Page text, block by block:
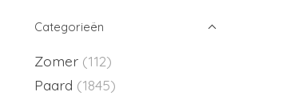
Categorieën
Zomer (112)
Paard (1845)